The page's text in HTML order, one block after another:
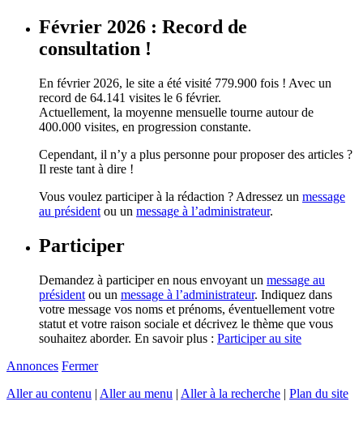
Février 2026 : Record de
consultation !
En février 2026, le site a été visité 779.900 fois ! Avec un
record de 64.141 visites le 6 février.
Actuellement, la moyenne mensuelle tourne autour de
400.000 visites, en progression constante.
Cependant, il n’y a plus personne pour proposer des articles ?
Il reste tant à dire !
Vous voulez participer à la rédaction ? Adressez un message
au président ou un message à l’administrateur.
Participer
Demandez à participer en nous envoyant un message au
président ou un message à l’administrateur. Indiquez dans
votre message vos noms et prénoms, éventuellement votre
statut et votre raison sociale et décrivez le thème que vous
souhaitez aborder. En savoir plus : Participer au site
Annonces Fermer
Aller au contenu | Aller au menu | Aller à la recherche | Plan du site